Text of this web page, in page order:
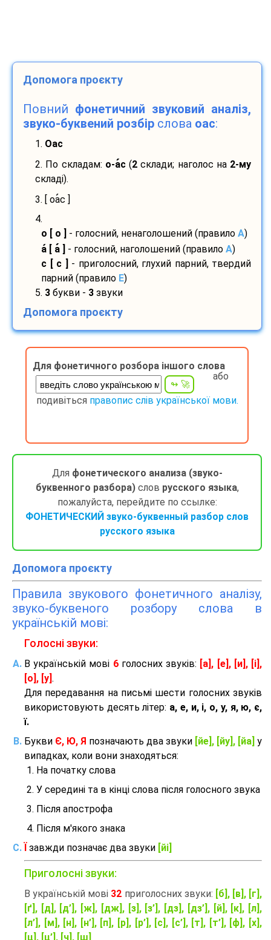
Допомога проєкту
Повний фонетичний звуковий аналіз,
звуко-буквений розбір слова оас:
1. Оас
2. По складам: о-ас(2 склади; наголос на 2-му
складі).
3. [ оас ]
4.
о [ о ]
- голосний, ненаголошений (правило A)
а [ а - голосний, наголошений (правило A)
с [ с ]
- приголосний, глухий парний, твердий
парний (правило E)
5. 3 букви - 3 звуки
Допомога проєкту
Для фонетичного розбора іншого слова
або
подивіться правопис слів української мови.
Для фонетического анализа (звуко-
буквенного разбора)слов русского языка,
пожалуйста, перейдите по ссылке:
ФОНЕТИЧЕСКИЙ звуко-буквенный разбор слов
русского языка
Допомога проєкту
Правила звукового фонетичного аналізу,
звуко-буквеного розбору слова в
українській мові:
Голосні звуки:
В українській мові 6голосних звуків:
[а], [е], [и], [і],
[о], [у] .
Для передавання на письмі шести голосних звуків
використовують десять літер: а, е, и, і, о, у, я, ю, є,
ї.
Букви Є, Ю, Я позначають два звуки [йе], [йу], [йа] у
випадках, коли вони знаходяться:
На початку слова
У середині та в кінці слова після голосного звука
Після апострофа
Після м'якого знака
завжди позначає два звуки [йі]
Приголосні звуки:
В українській мові 32 приголосних звуки: [б], [в], [г],
[ґ], [д], [д’], [ж], [дж], [з], [з’], [дз], [дз’], [й], [к], [л],
[л’], [м], [н], [н’], [п], [р], [р’], [с], [с’], [т], [т’], [ф], [х],
[ц], [ц’], [ч], [ш]